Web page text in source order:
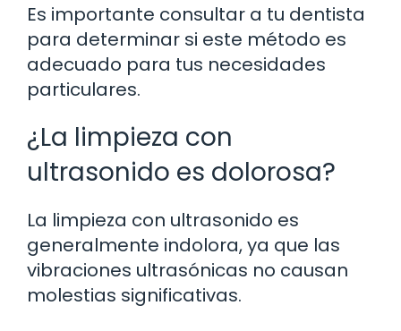
Es importante consultar a tu dentista
para determinar si este método es
adecuado para tus necesidades
particulares.
¿La limpieza con
ultrasonido es dolorosa?
La limpieza con ultrasonido es
generalmente indolora, ya que las
vibraciones ultrasónicas no causan
molestias significativas.